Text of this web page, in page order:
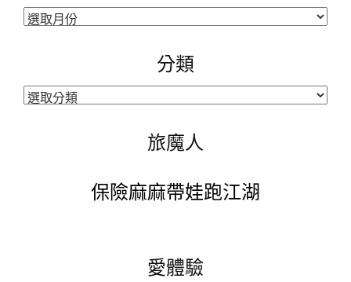
彙
分類
分
旅魔人
保險麻麻帶娃跑江湖
愛體驗